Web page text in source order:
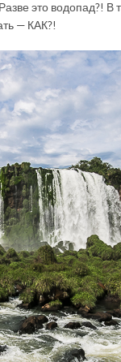
это водопад?!
— КАК?!